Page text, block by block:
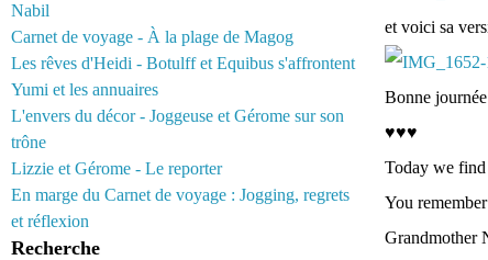
Nabil
Carnet de voyage - À la plage de Magog
Les rêves d'Heidi - Botulff et Equibus s'affrontent
Yumi et les annuaires
L'envers du décor - Joggeuse et Gérome sur son
trône
Lizzie et Gérome - Le reporter
En marge du Carnet de voyage : Jogging, regrets
et réflexion
Recherche
et voici sa
Bonne
♥♥♥
Today we find
You
Grandmother